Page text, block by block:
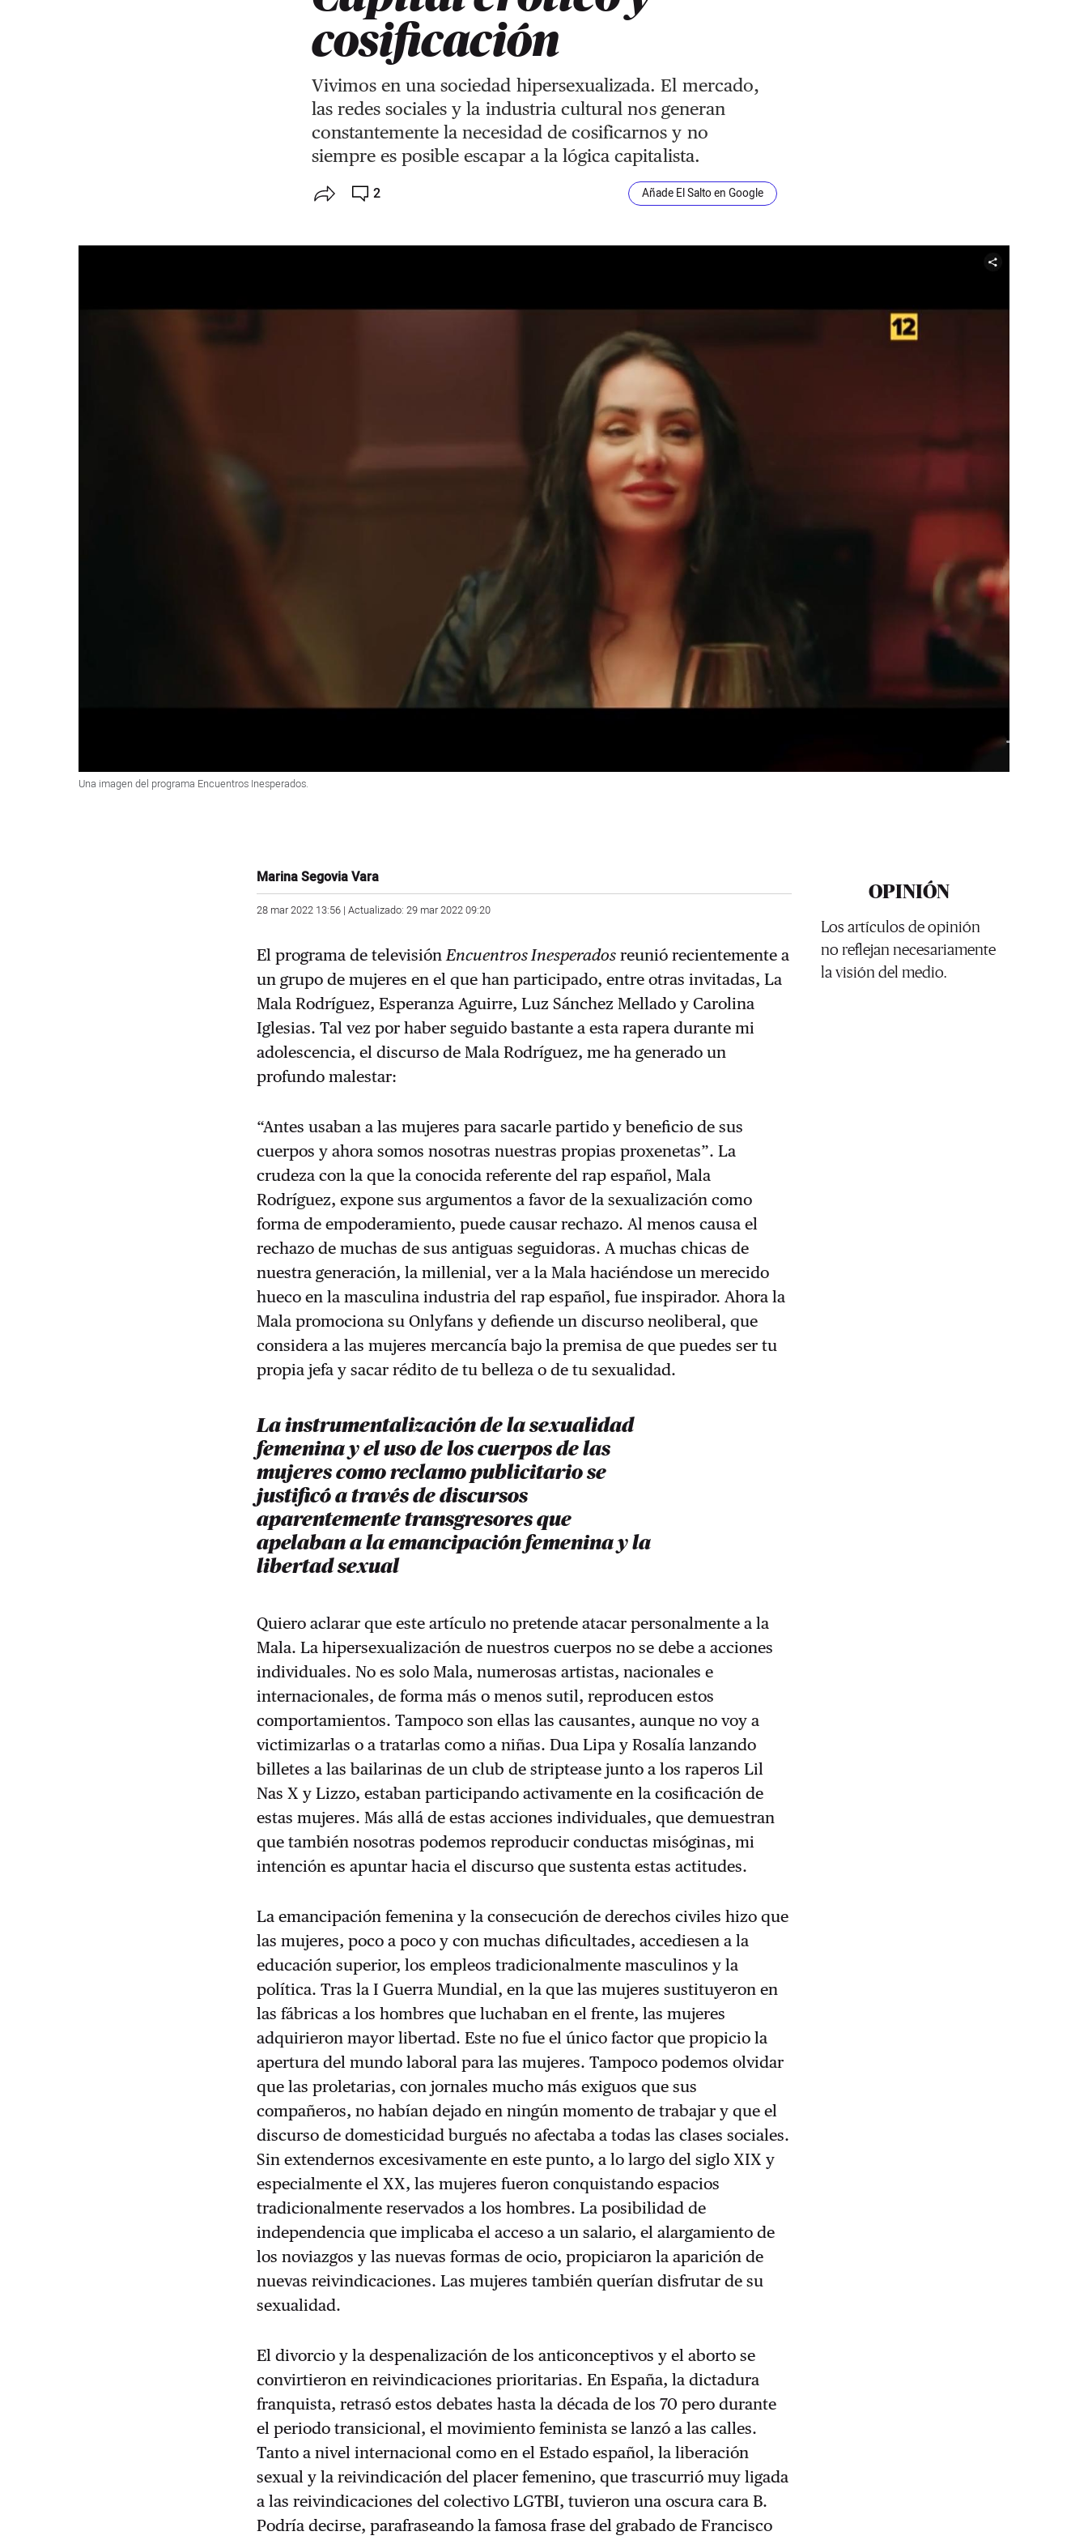
cosificación
Vivimos en una sociedad hipersexualizada. El mercado,
las redes sociales y la industria cultural nos generan
constantemente la necesidad de cosificarnos y no
siempre es posible escapar a la lógica capitalista.
2 Añade El Salto en Google
Una imagen del programa Encuentros Inesperados.
Marina Segovia Vara
28 mar 2022 13:56 | Actualizado: 29 mar 2022 09:20
El programa de televisiónEncuentros Inesperados reunió recientemente a
un grupo de mujeres en el que han participado, entre otras invitadas, La
Mala Rodríguez, Esperanza Aguirre, Luz Sánchez Mellado y Carolina
Iglesias. Tal vez por haber seguido bastante a esta rapera durante mi
adolescencia, el discurso de Mala Rodríguez, me ha generado un
profundo malestar:
“Antes usaban a las mujeres para sacarle partido y beneficio de sus
cuerpos y ahora somos nosotras nuestras propias proxenetas”. La
crudeza con la que la conocida referente del rap español, Mala
Rodríguez, expone sus argumentos a favor de la sexualización como
forma de empoderamiento, puede causar rechazo. Al menos causa el
rechazo de muchas de sus antiguas seguidoras. A muchas chicas de
nuestra generación, la millenial, ver a la Mala haciéndose un merecido
hueco en la masculina industria del rap español, fue inspirador. Ahora la
Mala promociona su Onlyfans y defiende un discurso neoliberal, que
considera a las mujeres mercancía bajo la premisa de que puedes ser tu
propia jefa y sacar rédito de tu belleza o de tu sexualidad.
La instrumentalización de la sexualidad
femenina y el uso de los cuerpos de las
mujeres como reclamo publicitario se
justificó a través de discursos
aparentemente transgresores que
apelaban a la emancipación femenina y la
libertad sexual
Quiero aclarar que este artículo no pretende atacar personalmente a la
Mala. La hipersexualización de nuestros cuerpos no se debe a acciones
individuales. No es solo Mala, numerosas artistas, nacionales e
internacionales, de forma más o menos sutil, reproducen estos
comportamientos. Tampoco son ellas las causantes, aunque no voy a
victimizarlas o a tratarlas como a niñas. Dua Lipa y Rosalía lanzando
billetes a las bailarinas de un club de striptease junto a los raperos Lil
Nas X y Lizzo, estaban participando activamente en la cosificación de
estas mujeres. Más allá de estas acciones individuales, que demuestran
que también nosotras podemos reproducir conductas misóginas, mi
intención es apuntar hacia el discurso que sustenta estas actitudes.
La emancipación femenina y la consecución de derechos civiles hizo que
las mujeres, poco a poco y con muchas dificultades, accediesen a la
educación superior, los empleos tradicionalmente masculinos y la
política. Tras la I Guerra Mundial, en la que las mujeres sustituyeron en
las fábricas a los hombres que luchaban en el frente, las mujeres
adquirieron mayor libertad. Este no fue el único factor que propicio la
apertura del mundo laboral para las mujeres. Tampoco podemos olvidar
que las proletarias, con jornales mucho más exiguos que sus
compañeros, no habían dejado en ningún momento de trabajar y que el
discurso de domesticidad burgués no afectaba a todas las clases sociales.
Sin extendernos excesivamente en este punto, a lo largo del siglo XIX y
especialmente el XX, las mujeres fueron conquistando espacios
tradicionalmente reservados a los hombres. La posibilidad de
independencia que implicaba el acceso a un salario, el alargamiento de
los noviazgos y las nuevas formas de ocio, propiciaron la aparición de
nuevas reivindicaciones. Las mujeres también querían disfrutar de su
sexualidad.
El divorcio y la despenalización de los anticonceptivos y el aborto se
convirtieron en reivindicaciones prioritarias. En España, la dictadura
franquista, retrasó estos debates hasta la década de los 70 pero durante
el periodo transicional, el movimiento feminista se lanzó a las calles.
Tanto a nivel internacional como en el Estado español, la liberación
sexual y la reivindicación del placer femenino, que trascurrió muy ligada
a las reivindicaciones del colectivo LGTBI, tuvieron una oscura cara B.
Podría decirse, parafraseando la famosa frase del grabado de Francisco
OPINIÓN
Los artículos de opinión
no reflejan necesariamente
la visión del medio.